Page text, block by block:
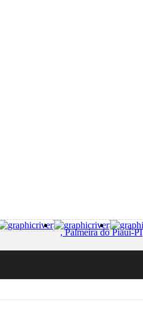
, Palmeira do Piauí-PI
cercada, 1.380 hectares a...